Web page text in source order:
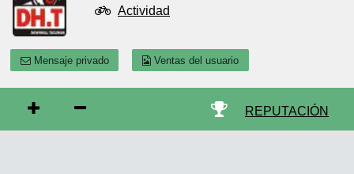
Actividad
Mensaje privado Ventas del usuario
REPUTACIÓN